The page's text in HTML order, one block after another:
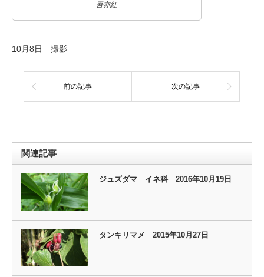
吾亦紅
10月8日 撮影
前の記事 次の記事
関連記事
ジュズダマ イネ科 2016年10月19日
タンキリマメ 2015年10月27日